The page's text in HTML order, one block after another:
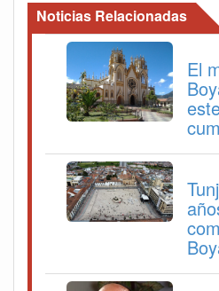
Noticias Relacionadas
El